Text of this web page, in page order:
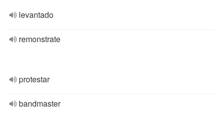
levantado
remonstrate
protestar
bandmaster